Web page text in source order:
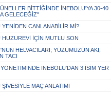
BİTTİĞİNDE İNEBOLU'YA 30-40
GELECEĞİZ"
YENİDEN CANLANABİLİR Mİ?
HUZUREVİ İÇİN MUTLU SON
HELVACILARI; YÜZÜMÜZÜN AKI,
TACI
İNEBOLU'DAN 3 İSİM YER
ŞİVESİYLE MAÇ ANLATIMI